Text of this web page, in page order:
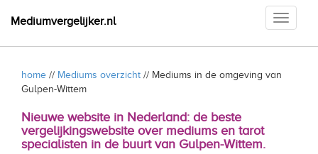
Toggle
Mediumvergelijker.nl
home // Mediums overzicht // Mediums in de omgeving van
Gulpen-Wittem
Nieuwe website in Nederland: de beste
vergelijkingswebsite over mediums en tarot
specialisten in de buurt van Gulpen-Wittem.